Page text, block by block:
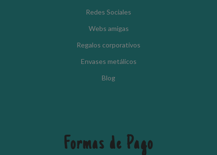
Redes Sociales
Webs amigas
Regalos corporativos
Envases metálicos
Blog
Formas de Pago